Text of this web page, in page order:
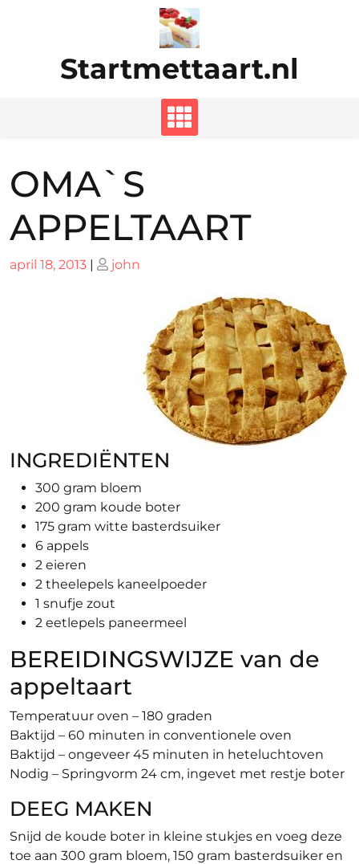
Startmettaart.nl
OMA`S
APPELTAART
Geplaatst
april 18, 2013 | Geplaatst
john
INGREDIËNTEN
300 gram bloem
200 gram koude boter
175 gram witte basterdsuiker
6 appels
2 eieren
2 theelepels kaneelpoeder
1 snufje zout
2 eetlepels paneermeel
BEREIDINGSWIJZE van de
appeltaart
Temperatuur oven – 180 graden
Baktijd – 60 minuten in conventionele oven
Baktijd – ongeveer 45 minuten in heteluchtoven
Nodig – Springvorm 24 cm, ingevet met restje boter
DEEG MAKEN
Snijd de koude boter in kleine stukjes en voeg deze
toe aan 300 gram bloem, 150 gram basterdsuiker en